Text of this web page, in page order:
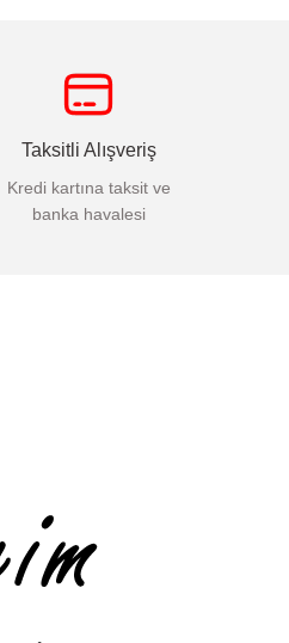
Taksitli Alışveriş
Kredi kartına taksit ve
banka havalesi